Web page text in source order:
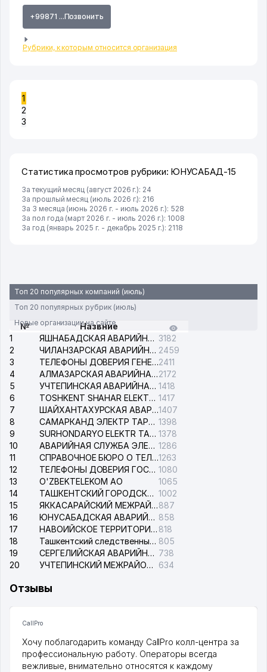
+99871 ...Позвонить
Рубрики, к которым относится организация
1
2
3
Статистика просмотров рубрики: ЮНУСАБАД-15
За текущий месяц (август 2026 г.): 24
За прошлый месяц (июль 2026 г.): 216
За 3 месяца (июнь 2026 г. - июль 2026 г.): 528
За пол года (март 2026 г. - июль 2026 г.): 1008
За год (январь 2025 г. - декабрь 2025 г.): 2118
Топ 20 популярных компаний (июль)
Топ 20 популярных рубрик (июль)
Новые организации на сайте
№
Назвние
1
ЯШНАБАДСКАЯ АВАРИЙНАЯ СЛУЖБА ЭЛЕКТРОСЕТИ 3182
2
ЧИЛАНЗАРСКАЯ АВАРИЙНАЯ СЛУЖБА ЭЛЕКТРОСЕТИ 2459
3
ТЕЛЕФОНЫ ДОВЕРИЯ ГЕНЕРАЛЬНОЙ ПРОКУРАТУРЫ РЕСПУБЛИКИ УЗБЕКИСТАН2411
4
АЛМАЗАРСКАЯ АВАРИЙНАЯ СЛУЖБА ЭЛЕКТРОСЕТИ2172
5
УЧТЕПИНСКАЯ АВАРИЙНАЯ СЛУЖБА ЭЛЕКТРОСЕТИ 1418
6
TOSHKENT SHAHAR ELEKTR TARMOQLARI KORXONASI АО 1417
7
ШАЙХАНТАХУРСКАЯ АВАРИЙНАЯ СЛУЖБА ЭЛЕКТРОСЕТИ1407
8
САМАРКАНД ЭЛЕКТР ТАРМОКЛАРИ АО 1398
9
SURHONDARYO ELEKTR TARMOKLARI АО 1378
10
АВАРИЙНАЯ СЛУЖБА ЭЛЕКТРОСЕТИ ТАШКЕНТСКОГО РАЙОНА 1286
11
СПРАВОЧНОЕ БЮРО О ТЕЛЕФОНАХ ОРГАНИЗАЦИЙ г. ТАШКЕНТА1263
12
ТЕЛЕФОНЫ ДОВЕРИЯ ГОСУДАРСТВЕННОГО ЦЕНТРА ТЕСТИРОВАНИЯ 1080
13
O'ZBEKTELEKOM АО
1065
14
ТАШКЕНТСКИЙ ГОРОДСКОЙ СУД ПО ГРАЖДАНСКИМ ДЕЛАМ 1002
15
ЯККАСАРАЙСКИЙ МЕЖРАЙОННЫЙ СУД ПО ГРАЖДАНСКИМ ДЕЛАМ887
16
ЮНУСАБАДСКАЯ АВАРИЙНАЯ СЛУЖБА ЭЛЕКТРОСЕТИ 858
17
НАВОИЙСКОЕ ТЕРРИТОРИАЛЬНОЕ ПРЕДПРИЯТИЕ ЭЛЕКТРОСЕТИ АО 818
18
Ташкентский следственный изолятор 805
19
СЕРГЕЛИЙСКАЯ АВАРИЙНАЯ СЛУЖБА ЭЛЕКТРОСЕТИ 738
20
УЧТЕПИНСКИЙ МЕЖРАЙОННЫЙ СУД ПО ГРАЖДАНСКИМ ДЕЛАМ 634
Отзывы
CallPro
Хочу поблагодарить команду CallPro колл-центра за
профессиональную работу. Операторы всегда
вежливые, внимательно относятся к каждому